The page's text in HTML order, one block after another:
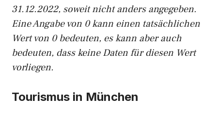
31.12.2022, soweit nicht anders angegeben.
Eine Angabe von 0 kann einen tatsächlichen
Wert von 0 bedeuten, es kann aber auch
bedeuten, dass keine Daten für diesen Wert
vorliegen.
Tourismus in München